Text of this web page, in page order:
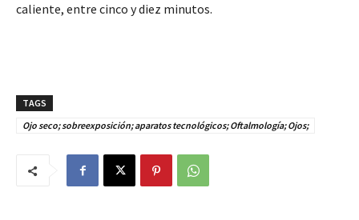
caliente, entre cinco y diez minutos.
TAGS
Ojo seco; sobreexposición; aparatos tecnológicos; Oftalmología; Ojos;